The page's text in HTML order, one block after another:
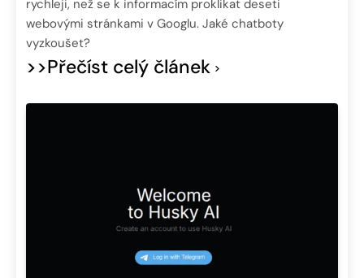
rychleji, než se k informacím proklikat deseti
webovými stránkami v Googlu. Jaké chatboty
vyzkoušet?
>>Přečíst celý článek